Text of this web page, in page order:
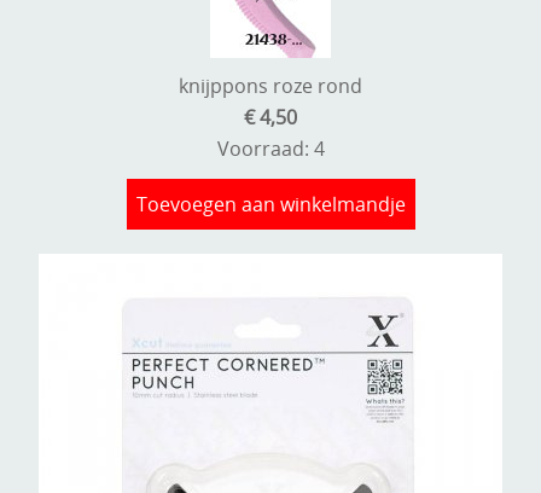
knijppons roze rond
€ 4,50
Voorraad: 4
Toevoegen aan winkelmandje